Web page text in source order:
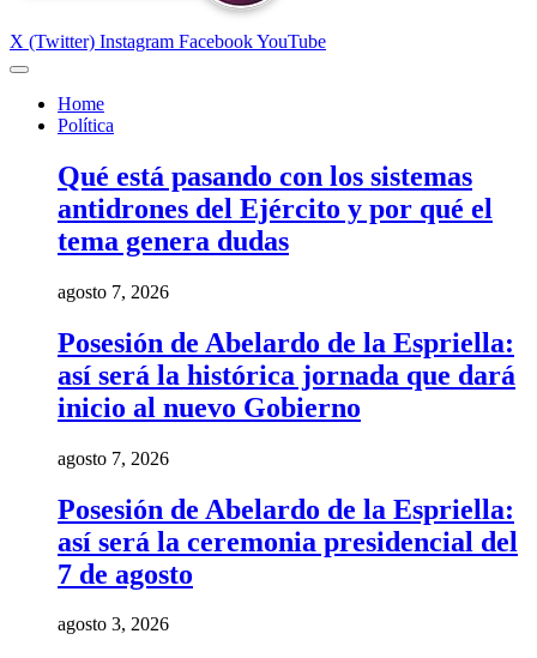
X (Twitter) Instagram FacebookYouTube
Home
Política
Qué está pasando con los sistemas
antidrones del Ejército y por qué el
tema genera dudas
agosto 7, 2026
Posesión de Abelardo de la Espriella:
así será la histórica jornada que dará
inicio al nuevo Gobierno
agosto 7, 2026
Posesión de Abelardo de la Espriella:
así será la ceremonia presidencial del
7 de agosto
agosto 3, 2026